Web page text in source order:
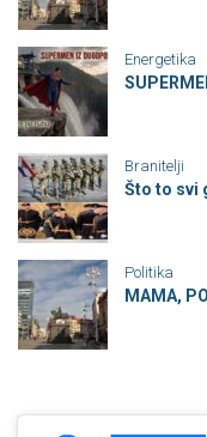
Energetika
Branitelji
Što to svi
Politika
MAMA,